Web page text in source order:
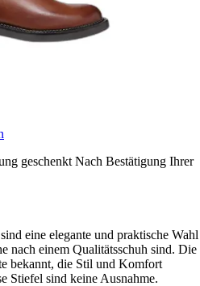
geschenkt Nach Bestätigung Ihrer
eine elegante und praktische Wahl
nach einem Qualitätsschuh sind. Die
bekannt, die Stil und Komfort
Stiefel sind keine Ausnahme.